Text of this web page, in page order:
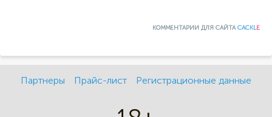
КОММЕНТАРИИ ДЛЯ САЙТАCACKLE
Партнеры Прайс-лист Регистрационные данные